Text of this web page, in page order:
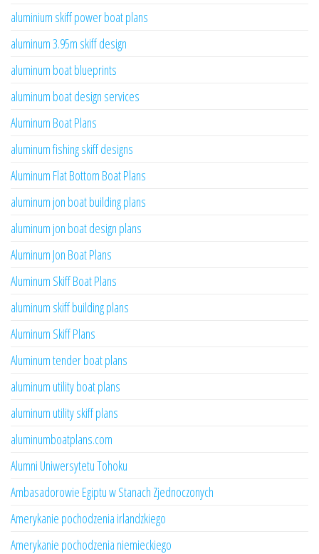
aluminium skiff power boat plans
aluminum 3.95m skiff design
aluminum boat blueprints
aluminum boat design services
Aluminum Boat Plans
aluminum fishing skiff designs
Aluminum Flat Bottom Boat Plans
aluminum jon boat building plans
aluminum jon boat design plans
Aluminum Jon Boat Plans
Aluminum Skiff Boat Plans
aluminum skiff building plans
Aluminum Skiff Plans
Aluminum tender boat plans
aluminum utility boat plans
aluminum utility skiff plans
aluminumboatplans.com
Alumni Uniwersytetu Tohoku
Ambasadorowie Egiptu w Stanach Zjednoczonych
Amerykanie pochodzenia irlandzkiego
Amerykanie pochodzenia niemieckiego